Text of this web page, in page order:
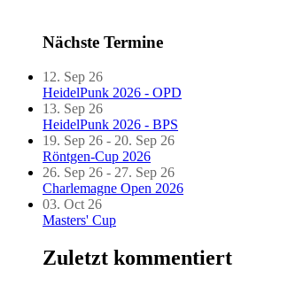
Nächste Termine
12. Sep 26
HeidelPunk 2026 - OPD
13. Sep 26
HeidelPunk 2026 - BPS
19. Sep 26 - 20. Sep 26
Röntgen-Cup 2026
26. Sep 26 - 27. Sep 26
Charlemagne Open 2026
03. Oct 26
Masters' Cup
Zuletzt kommentiert